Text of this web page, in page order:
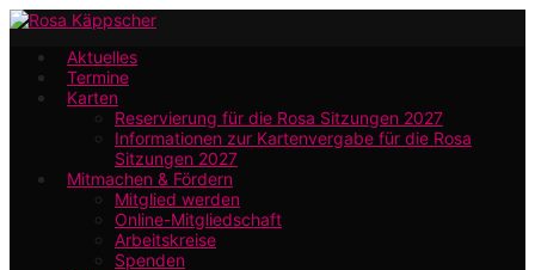
Zum
Hauptinhalt
springen
Aktuelles
Termine
Karten
Reservierung für die Rosa Sitzungen 2027
Informationen zur Kartenvergabe für die Rosa
Sitzungen 2027
Mitmachen & Fördern
Mitglied werden
Online-Mitgliedschaft
Arbeitskreise
Spenden